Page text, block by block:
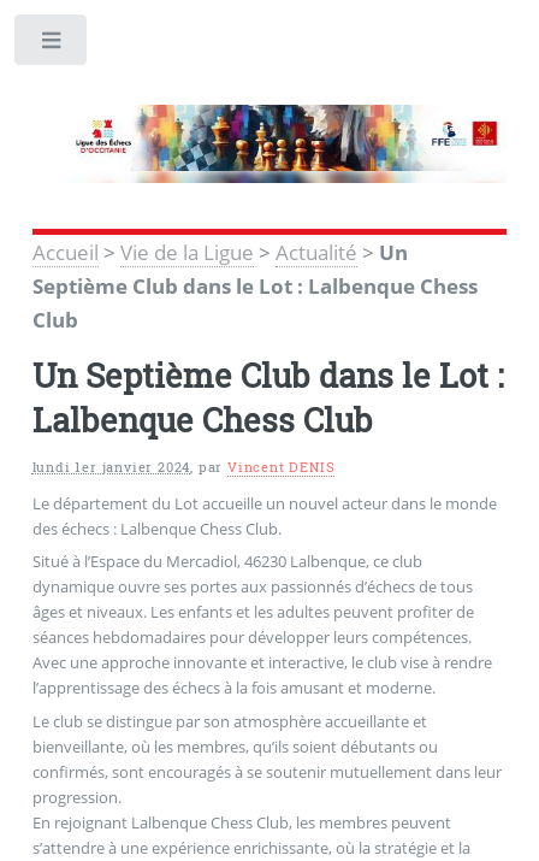
Accueil > Vie de la Ligue > Actualité > Un
Septième Club dans le Lot : Lalbenque Chess
Club
Un Septième Club dans le Lot :
Lalbenque Chess Club
lundi 1er janvier 2024, parVincent DENIS
Le département du Lot accueille un nouvel acteur dans le monde
des échecs : Lalbenque Chess Club.
Situé à l’Espace du Mercadiol, 46230 Lalbenque, ce club
dynamique ouvre ses portes aux passionnés d’échecs de tous
âges et niveaux. Les enfants et les adultes peuvent profiter de
séances hebdomadaires pour développer leurs compétences.
Avec une approche innovante et interactive, le club vise à rendre
l’apprentissage des échecs à la fois amusant et moderne.
Le club se distingue par son atmosphère accueillante et
bienveillante, où les membres, qu’ils soient débutants ou
confirmés, sont encouragés à se soutenir mutuellement dans leur
progression.
En rejoignant Lalbenque Chess Club, les membres peuvent
s’attendre à une expérience enrichissante, où la stratégie et la